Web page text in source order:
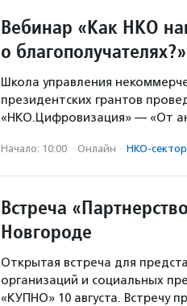
Вебинар «Как НКО
о благополучателях?»
Школа управления
президентских грантов
«НКО.Цифровизация» — «От
Начало: 10:00 · Онлайн · НКО-сектор
Встреча
Новгороде
Открытая встреча для
организаций и социальных
«КУПНО» 10 августа. Встречу